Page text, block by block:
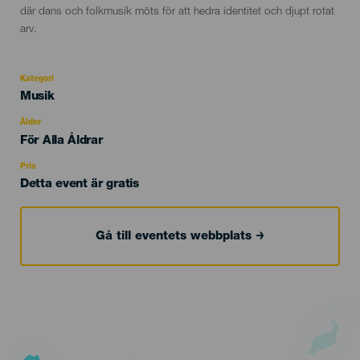
där dans och folkmusik möts för att hedra identitet och djupt rotat
arv.
Kategori
Categoría
evento
Musik
Ålder
Edad
För Alla Åldrar
Pris
Detta event är gratis
Gå till eventets webbplats